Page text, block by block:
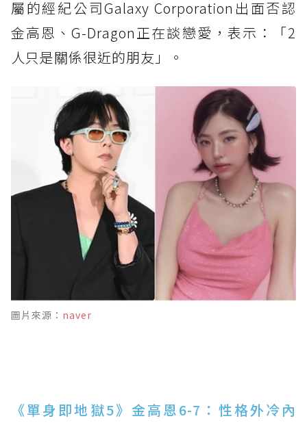
屬的經紀公司Galaxy Corporation出面否認
金高恩、G-Dragon正在談戀愛，表示：「2
人只是關係很近的朋友」。
圖片來源： naver
《單身即地獄5》金高恩6-7：性格外冷內